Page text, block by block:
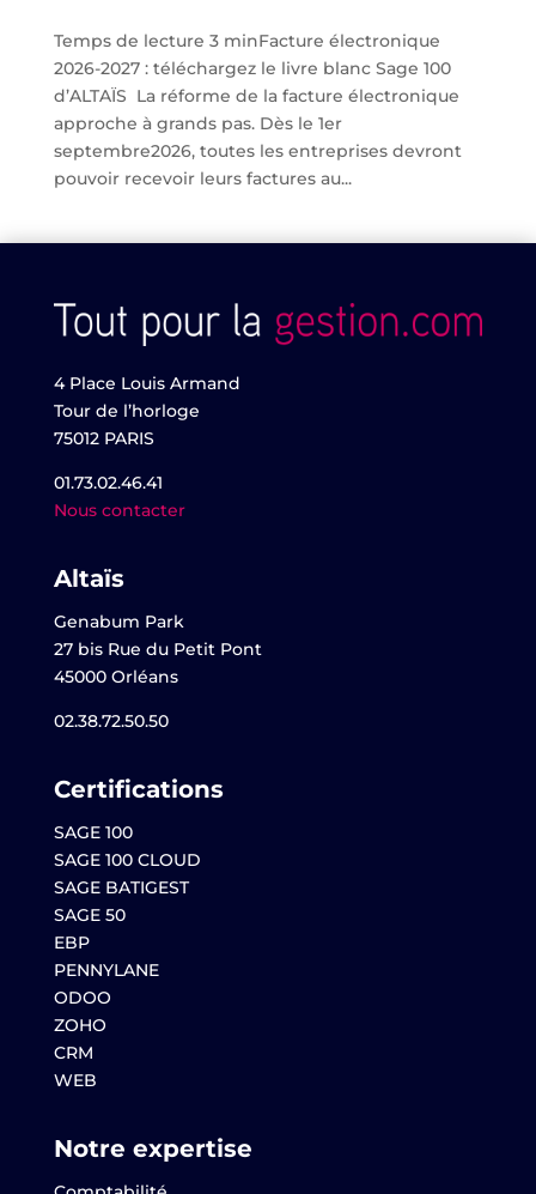
Temps de lecture 3 minFacture électronique
2026-2027 : téléchargez le livre blanc Sage 100
d’ALTAÏS La réforme de la facture électronique
approche à grands pas. Dès le 1er
septembre2026, toutes les entreprises devront
pouvoir recevoir leurs factures au...
4 Place Louis Armand
Tour de l’horloge
75012 PARIS
01.73.02.46.41
Nous contacter
Altaïs
Genabum Park
27 bis Rue du Petit Pont
45000 Orléans
02.38.72.50.50
Certifications
SAGE 100
SAGE 100 CLOUD
SAGE BATIGEST
SAGE 50
EBP
PENNYLANE
ODOO
ZOHO
CRM
WEB
Notre expertise